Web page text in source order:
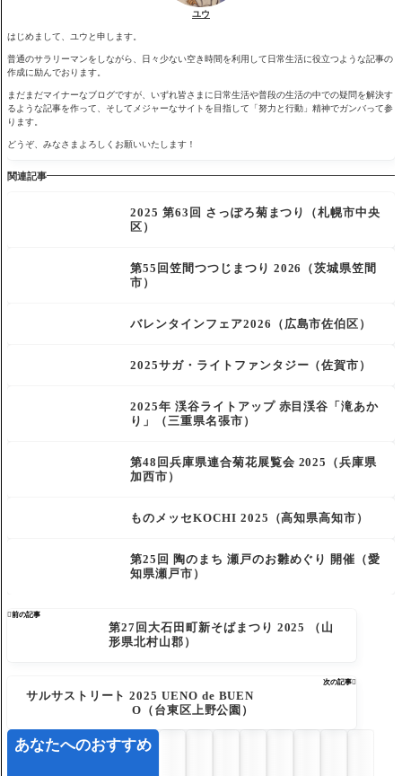
ユウ
はじめまして、ユウと申します。
普通のサラリーマンをしながら、日々少ない空き時間を利用して日常生活に役立つような記事の
作成に励んでおります。
まだまだマイナーなブログですが、いずれ皆さまに日常生活や普段の生活の中での疑問を解決す
るような記事を作って、そしてメジャーなサイトを目指して「努力と行動」精神でガンバって参
ります。
どうぞ、みなさまよろしくお願いいたします！
関連記事
2025 第63回 さっぽろ菊まつり（札幌市中央
区）
第55回笠間つつじまつり 2026（茨城県笠間
市）
バレンタインフェア2026（広島市佐伯区）
2025サガ・ライトファンタジー（佐賀市）
2025年 渓谷ライトアップ 赤目渓谷「滝あか
り」（三重県名張市）
第48回兵庫県連合菊花展覧会 2025（兵庫県
加西市）
ものメッセKOCHI 2025（高知県高知市）
第25回 陶のまち 瀬戸のお雛めぐり 開催（愛
知県瀬戸市）
前の記事
第27回大石田町新そばまつり 2025 （山
形県北村山郡）
次の記事
サルサストリート 2025 UENO de BUEN
O（台東区上野公園）
あなたへのおすすめ